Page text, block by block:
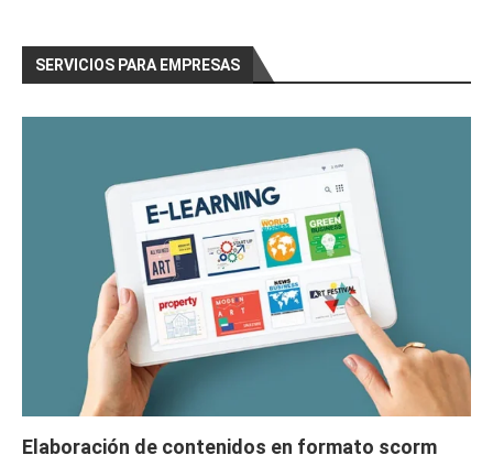
SERVICIOS PARA EMPRESAS
Elaboración de contenidos en formato scorm